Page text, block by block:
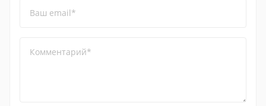
Ваш email*
Комментарий*